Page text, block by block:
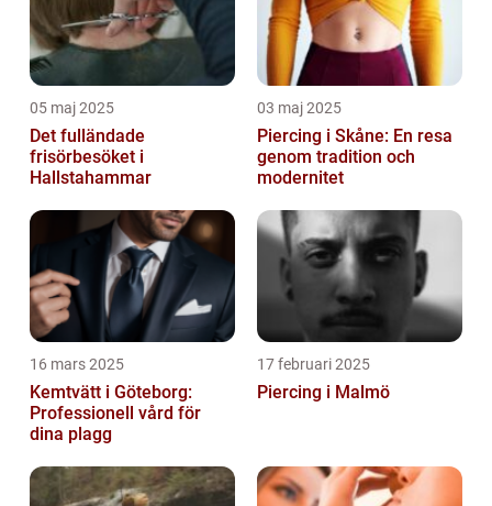
05 maj 2025
Det fulländade
frisörbesöket i
Hallstahammar
03 maj 2025
Piercing i Skåne: En resa
genom tradition och
modernitet
16 mars 2025
Kemtvätt i Göteborg:
Professionell vård för
dina plagg
17 februari 2025
Piercing i Malmö